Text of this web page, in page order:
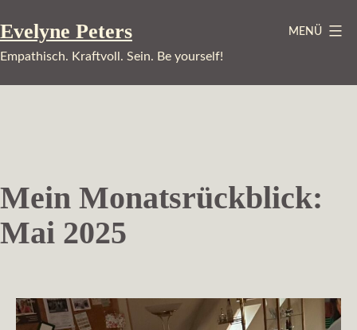
Inhalt
springen
Evelyne Peters
Empathisch. Kraftvoll. Sein. Be yourself!
MENÜ
Mein Monatsrückblick:
Mai 2025